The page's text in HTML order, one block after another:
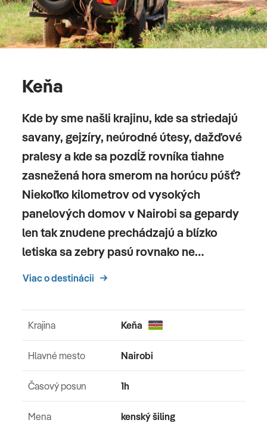
10. deň
V prípade odletu z Nairobi, miestny prelet z Mombasy.
11. deň
NAIROBI/MOMBASA - VIEDEŇ
12. deň
Keňa
Kde by sme našli krajinu, kde sa striedajú
savany, gejzíry, neúrodné útesy, dažďové
pralesy a kde sa pozdĺž rovníka tiahne
zasnežená hora smerom na horúcu púšť?
Niekoľko kilometrov od vysokých
panelových domov v Nairobi sa gepardy
len tak znudene prechádzajú a blízko
letiska sa zebry pasú rovnako ne…
Viac o destinácii
Krajina Keňa
Hlavné mesto Nairobi
Časový posun 1h
Mena kenský šiling